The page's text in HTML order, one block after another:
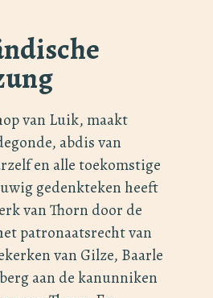
van Luik, maakt
abdis van
en alle toekomstige
gedenkteken heeft
van Thorn door de
patronaatsrecht van
van Gilze, Baarle
aan de kanunniken